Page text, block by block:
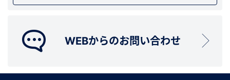
WEBからのお問い合わせ